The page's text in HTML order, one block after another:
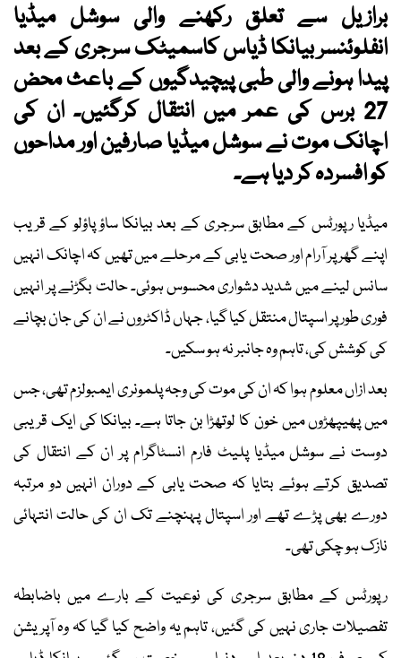
برازیل سے تعلق رکھنے والی سوشل میڈیا
انفلوئنسر بیانکا ڈیاس کاسمیٹک سرجری کے بعد
پیدا ہونے والی طبی پیچیدگیوں کے باعث محض
27 برس کی عمر میں انتقال کرگئیں۔ ان کی
اچانک موت نے سوشل میڈیا صارفین اور مداحوں
کو افسردہ کر دیا ہے۔
میڈیا رپورٹس کے مطابق سرجری کے بعد بیانکا ساؤ پاؤلو کے قریب
اپنے گھر پر آرام اور صحت یابی کے مرحلے میں تھیں کہ اچانک انہیں
سانس لینے میں شدید دشواری محسوس ہوئی۔ حالت بگڑنے پر انہیں
فوری طور پر اسپتال منتقل کیا گیا، جہاں ڈاکٹروں نے ان کی جان بچانے
کی کوشش کی، تاہم وہ جانبر نہ ہو سکیں۔
بعد ازاں معلوم ہوا کہ ان کی موت کی وجہ پلمونری ایمبولزم تھی، جس
میں پھیپھڑوں میں خون کا لوتھڑا بن جاتا ہے۔ بیانکا کی ایک قریبی
دوست نے سوشل میڈیا پلیٹ فارم انسٹاگرام پر ان کے انتقال کی
تصدیق کرتے ہوئے بتایا کہ صحت یابی کے دوران انہیں دو مرتبہ
دورے بھی پڑے تھے اور اسپتال پہنچنے تک ان کی حالت انتہائی
نازک ہو چکی تھی۔
رپورٹس کے مطابق سرجری کی نوعیت کے بارے میں باضابطہ
تفصیلات جاری نہیں کی گئیں، تاہم یہ واضح کیا گیا کہ وہ آپریشن